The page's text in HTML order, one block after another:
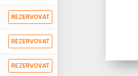
REZERVOVAT
REZERVOVAT
REZERVOVAT